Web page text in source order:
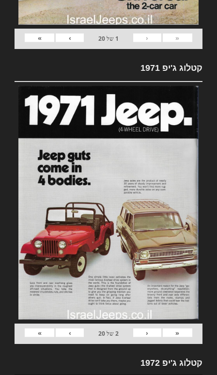
«
‹
1 של20
›
»
קטלוג ג'יפ 1971
«
‹
2של20
›
»
קטלוג ג'יפ 1972